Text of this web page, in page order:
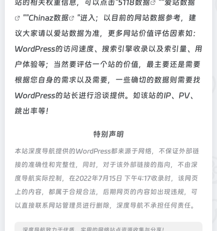
站的相关权重信息，可以点击"5118数据 ""爱站数据
""Chinaz数据
"进入；以目前的网站数据参考，建
议大家请以爱站数据为准，更多网站价值评估因素如：
WordPress的访问速度、搜索引擎收录以及索引量、用
户体验等；当然要评估一个站的价值，最主要还是需要
根据您自身的需求以及需要，一些确切的数据则需要找
WordPress的站长进行洽谈提供。如该站的IP、PV、
跳出率等！
特别声明
本站深度导航提供的WordPress都来源于网络，不保证外部链
接的准确性和完整性，同时，对于该外部链接的指向，不由深
度导航实际控制，在2022年7月15日 下午4:17收录时，该网页
上的内容，都属于合规合法，后期网页的内容如出现违规，可
以直接联系网站管理员进行删除，深度导航不承担任何责任。